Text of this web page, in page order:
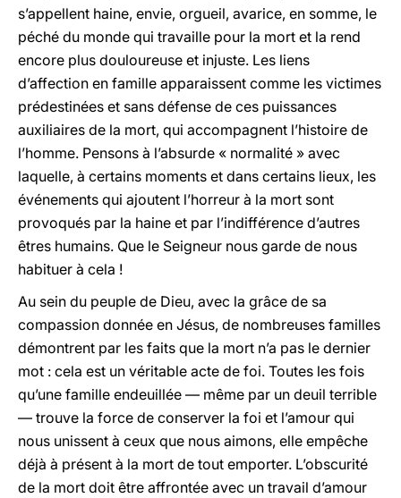
s’appellent haine, envie, orgueil, avarice, en somme, le
péché du monde qui travaille pour la mort et la rend
encore plus douloureuse et injuste. Les liens
d’affection en famille apparaissent comme les victimes
prédestinées et sans défense de ces puissances
auxiliaires de la mort, qui accompagnent l’histoire de
l’homme. Pensons à l’absurde « normalité » avec
laquelle, à certains moments et dans certains lieux, les
événements qui ajoutent l’horreur à la mort sont
provoqués par la haine et par l’indifférence d’autres
êtres humains. Que le Seigneur nous garde de nous
habituer à cela !
Au sein du peuple de Dieu, avec la grâce de sa
compassion donnée en Jésus, de nombreuses familles
démontrent par les faits que la mort n’a pas le dernier
mot : cela est un véritable acte de foi. Toutes les fois
qu’une famille endeuillée — même par un deuil terrible
— trouve la force de conserver la foi et l’amour qui
nous unissent à ceux que nous aimons, elle empêche
déjà à présent à la mort de tout emporter. L’obscurité
de la mort doit être affrontée avec un travail d’amour